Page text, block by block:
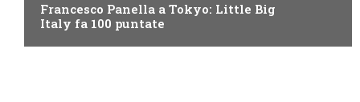
Francesco Panella a Tokyo: Little Big
Italy fa 100 puntate